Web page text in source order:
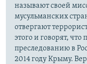
называют своей
мусульманских
отвергают
этого и говорят,
преследованию в
2014 году Крыму.